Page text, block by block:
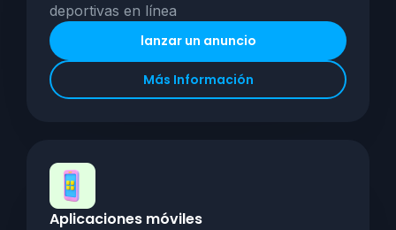
deportivas en línea
lanzar un anuncio
Más Información
Aplicaciones móviles